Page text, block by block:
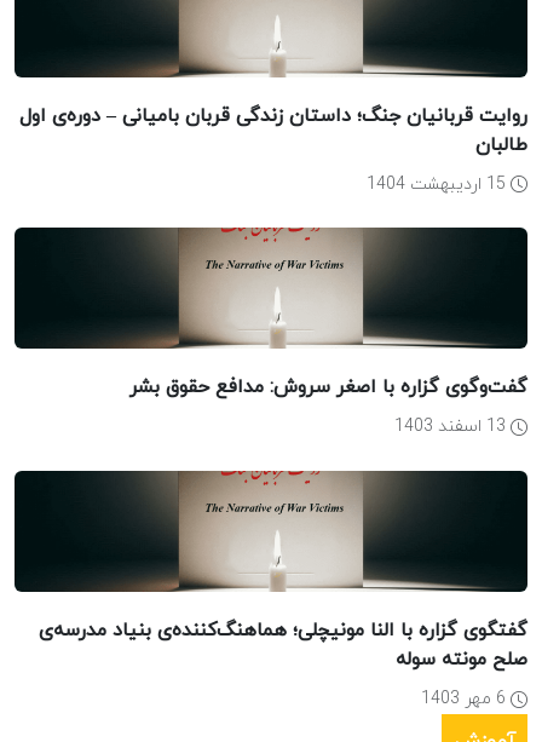
روایت قربانیان جنگ؛ داستان زندگی قربان بامیانی – دوره‌ی اول
طالبان
گفت‌وگوی گزاره با اصغر سروش: مدافع حقوق بشر
گفتگوی گزاره با النا مونیچلی؛ هماهنگ‌کننده‌ی بنیاد مدرسه‌ی
صلح مونته سوله